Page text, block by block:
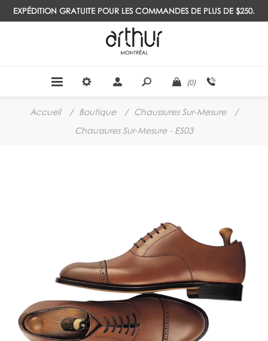
EXPÉDITION GRATUITE POUR LES COMMANDES DE PLUS DE $250.
(0)
Accueil / Boutique / Chaussures Sur-Mesure
/
Chaussures Sur-Mesure - ES03